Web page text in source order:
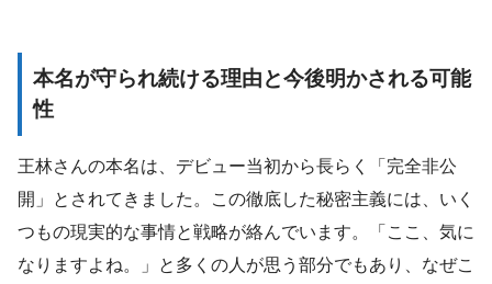
本名が守られ続ける理由と今後明かされる可能
性
王林さんの本名は、デビュー当初から長らく「完全非公
開」とされてきました。この徹底した秘密主義には、いく
つもの現実的な事情と戦略が絡んでいます。「ここ、気に
なりますよね。」と多くの人が思う部分でもあり、なぜこ